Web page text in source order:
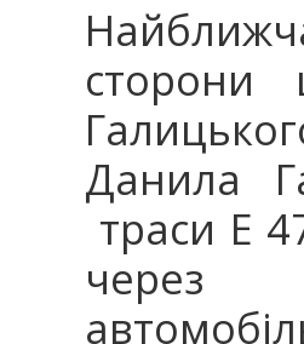
Данила
траси Е
через